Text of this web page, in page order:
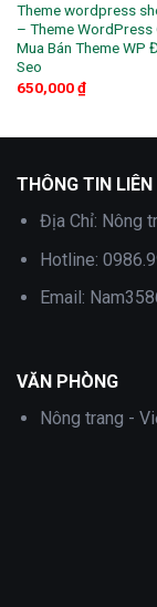
Theme wordpress
– Theme WordPress
Mua Bán Theme WP
Seo
650,000₫
THÔNG TIN
Địa Chỉ: Nông
Hotline:
Email:
VĂN PHÒNG
Nông trang -